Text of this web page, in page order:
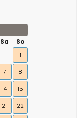
Sa
So
1
7 8
14 15
21 22